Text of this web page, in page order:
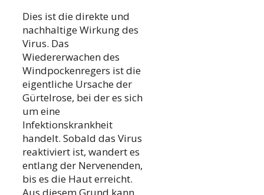
Dies ist die direkte und
nachhaltige Wirkung des
Virus. Das
Wiedererwachen des
Windpockenregers ist die
eigentliche Ursache der
Gürtelrose, bei der es sich
um eine
Infektionskrankheit
handelt. Sobald das Virus
reaktiviert ist, wandert es
entlang der Nervenenden,
bis es die Haut erreicht.
Aus diesem Grund kann